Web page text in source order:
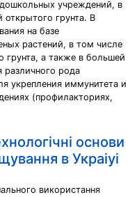
учреждений, в
грунта. В
на базе
растений, в том числе
грунта, а также в большей
различного рода
укрепления иммунитета и
(профилакториях,
основи
в Украiyi
використання